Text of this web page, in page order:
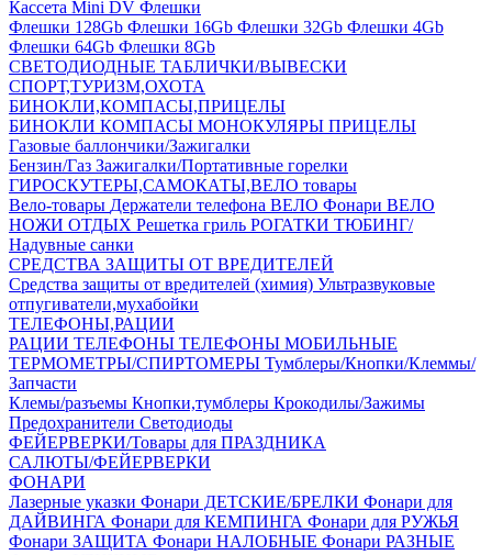
Кассета Mini DV Флешки
Флешки 128Gb Флешки 16Gb Флешки 32Gb Флешки 4Gb
Флешки 64Gb Флешки 8Gb
СВЕТОДИОДНЫЕ ТАБЛИЧКИ/ВЫВЕСКИ
СПОРТ,ТУРИЗМ,ОХОТА
БИНОКЛИ,КОМПАСЫ,ПРИЦЕЛЫ
БИНОКЛИ КОМПАСЫ МОНОКУЛЯРЫ ПРИЦЕЛЫ
Газовые баллончики/Зажигалки
Бензин/Газ Зажигалки/Портативные горелки
ГИРОСКУТЕРЫ,САМОКАТЫ,ВЕЛО товары
Вело-товары Держатели телефона ВЕЛО Фонари ВЕЛО
НОЖИ ОТДЫХ Решетка гриль РОГАТКИ ТЮБИНГ/
Надувные санки
СРЕДСТВА ЗАЩИТЫ ОТ ВРЕДИТЕЛЕЙ
Средства защиты от вредителей (химия) Ультразвуковые
отпугиватели,мухабойки
ТЕЛЕФОНЫ,РАЦИИ
РАЦИИ ТЕЛЕФОНЫ ТЕЛЕФОНЫ МОБИЛЬНЫЕ
ТЕРМОМЕТРЫ/СПИРТОМЕРЫ Тумблеры/Кнопки/Клеммы/
Запчасти
Клемы/разъемы Кнопки,тумблеры Крокодилы/Зажимы
Предохранители Светодиоды
ФЕЙЕРВЕРКИ/Товары для ПРАЗДНИКА
САЛЮТЫ/ФЕЙЕРВЕРКИ
ФОНАРИ
Лазерные указки Фонари ДЕТСКИЕ/БРЕЛКИ Фонари для
ДАЙВИНГА Фонари для КЕМПИНГА Фонари для РУЖЬЯ
Фонари ЗАЩИТА Фонари НАЛОБНЫЕ Фонари РАЗНЫЕ